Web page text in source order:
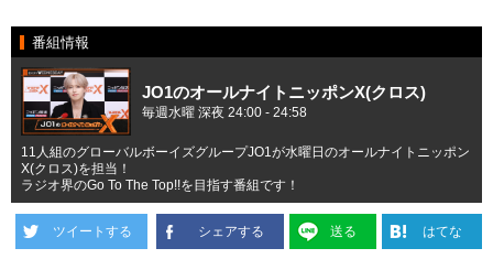
番組情報
JO1のオールナイトニッポンX(クロス)
毎週水曜 深夜 24:00 - 24:58
11人組のグローバルボーイズグループJO1が水曜日のオールナイトニッポン
X(クロス)を担当！
ラジオ界のGo To The Top!!を目指す番組です！
ツイートする シェアする 送る はてな